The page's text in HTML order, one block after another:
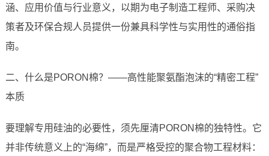
涵、应用价值与行业意义，以期为电子制造工程师、采购决
策者及环保合规人员提供一份兼具科学性与实用性的通俗指
南。
二、什么是PORON棉？——高性能聚氨酯泡沫的“精密工程”
本质
要理解专用硅油的必要性，须先厘清PORON棉的独特性。它
并非传统意义上的“海绵”，而是严格受控的聚合物工程材料：